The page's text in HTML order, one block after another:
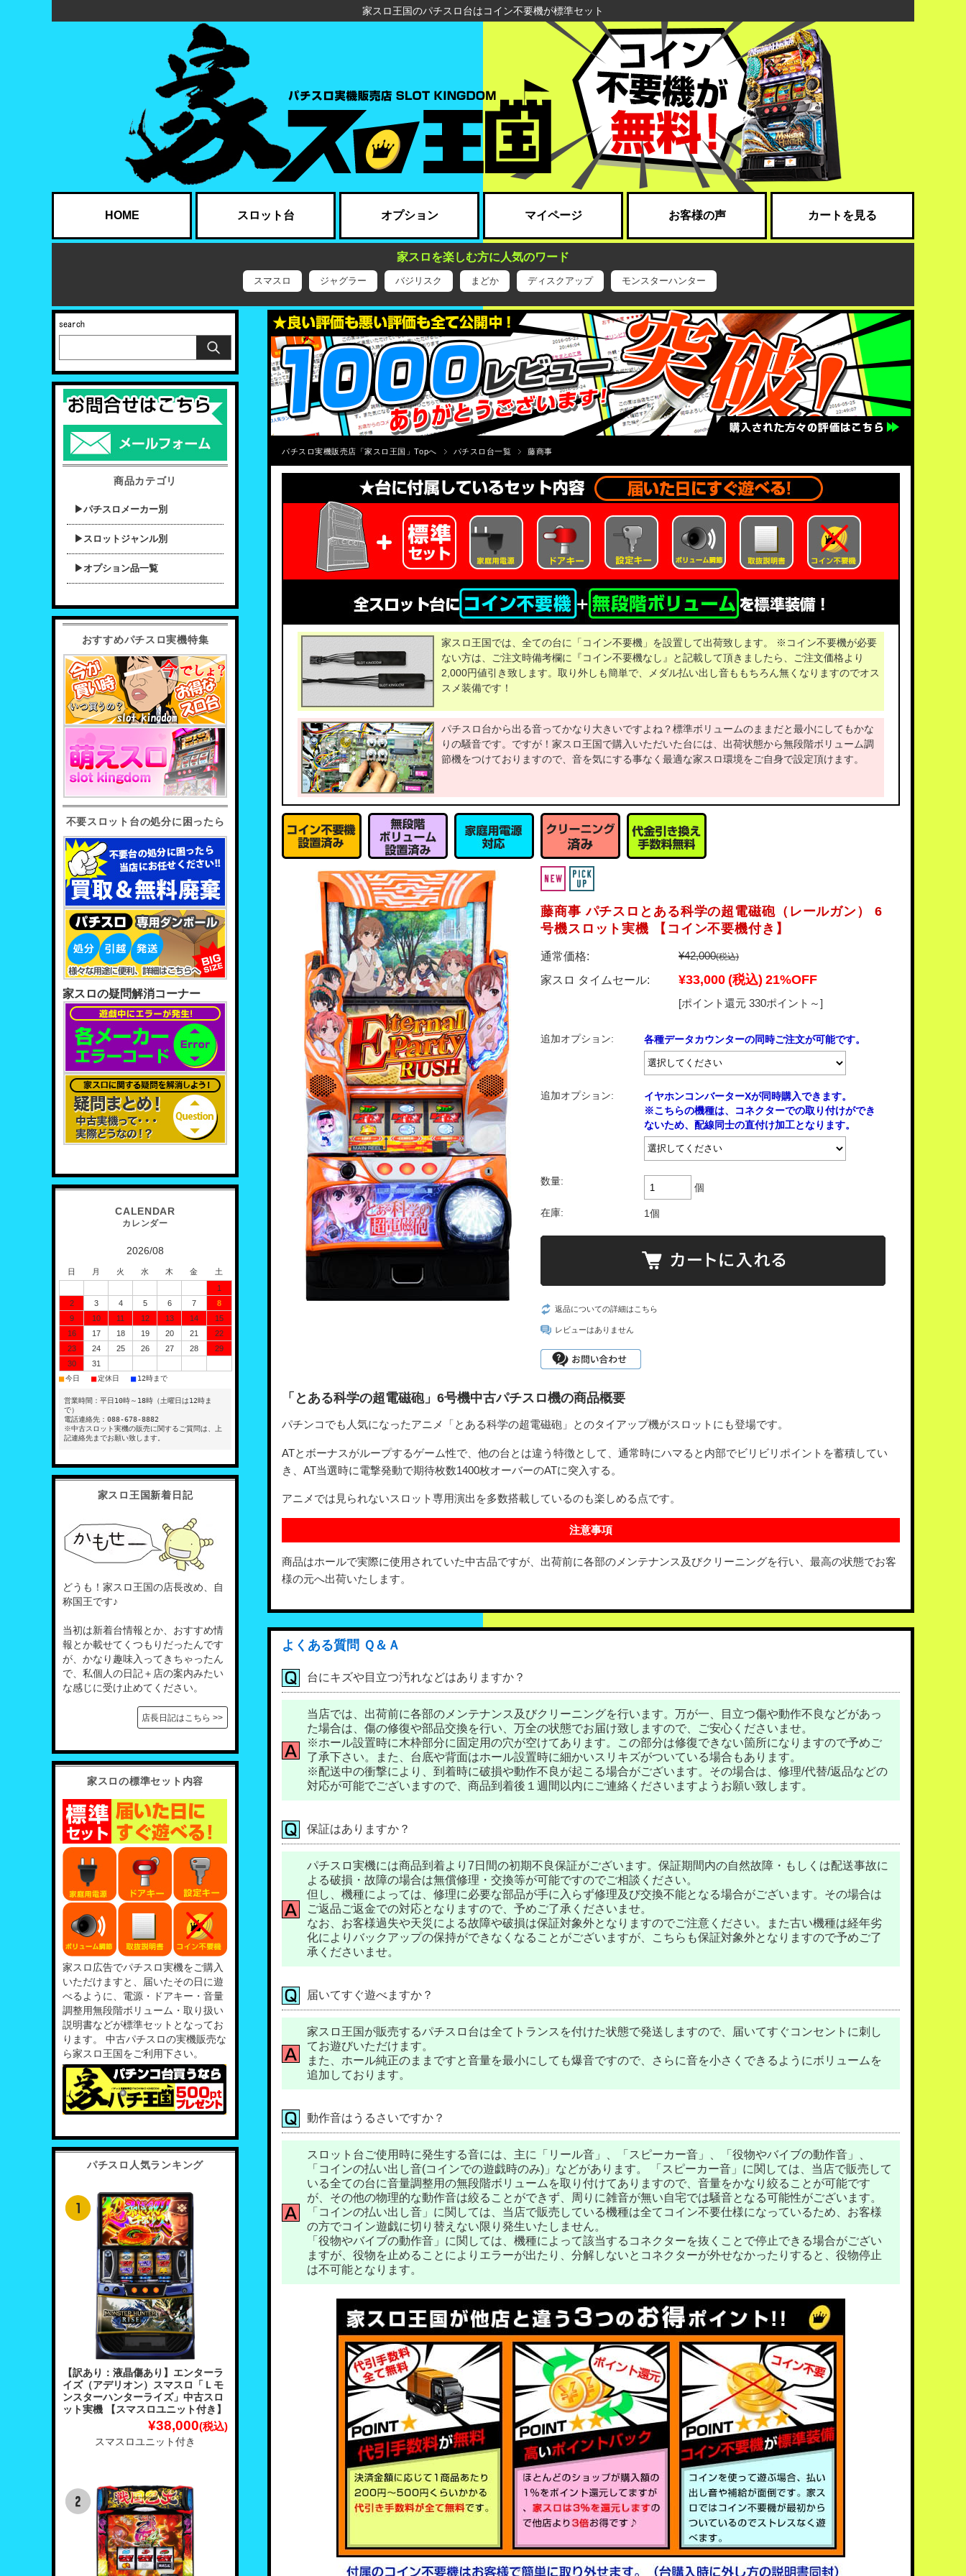
家スロ王国のパチスロ台はコイン不要機が標準セット
HOME スロット台 オプション マイページ お客様の声 カートを見る
家スロを楽しむ方に人気のワード
スマスロ ジャグラー バジリスク まどか ディスクアップ モンスターハンター
パチスロ実機販売店「家スロ王国」Topへ パチスロ台一覧 藤商事
家スロ王国では、全ての台に「コイン不要機」を設置して出荷致します。 ※コイン不要機が必要
ない方は、ご注文時備考欄に『コイン不要機なし』と記載して頂きましたら、ご注文価格より
2,000円値引き致します。取り外しも簡単で、メダル払い出し音ももちろん無くなりますのでオス
スメ装備です！
パチスロ台から出る音ってかなり大きいですよね？標準ボリュームのままだと最小にしてもかな
りの騒音です。ですが！家スロ王国で購入いただいた台には、出荷状態から無段階ボリューム調
節機をつけておりますので、音を気にする事なく最適な家スロ環境をご自身で設定頂けます。
藤商事 パチスロとある科学の超電磁砲（レールガン） 6
号機スロット実機 【コイン不要機付き】
通常価格: ¥42,000(税込)
家スロ タイムセール: ¥33,000(税込) 21%OFF
[ポイント還元 330ポイント～]
追加オプション: 各種データカウンターの同時ご注文が可能です。
追加オプション:
イヤホンコンバーターXが同時購入できます。
※こちらの機種は、コネクターでの取り付けができ
ないため、配線同士の直付け加工となります。
数量:
個
在庫: 1個
返品についての詳細はこちら
レビューはありません
「とある科学の超電磁砲」6号機中古パチスロ機の商品概要
パチンコでも人気になったアニメ「とある科学の超電磁砲」とのタイアップ機がスロットにも登場です。
ATとボーナスがループするゲーム性で、他の台とは違う特徴として、通常時にハマると内部でビリビリポイントを蓄積してい
き、AT当選時に電撃発動で期待枚数1400枚オーバーのATに突入する。
アニメでは見られないスロット専用演出を多数搭載しているのも楽しめる点です。
注意事項
商品はホールで実際に使用されていた中古品ですが、出荷前に各部のメンテナンス及びクリーニングを行い、最高の状態でお客
様の元へ出荷いたします。
よくある質問 Ｑ＆Ａ
台にキズや目立つ汚れなどはありますか？
当店では、出荷前に各部のメンテナンス及びクリーニングを行います。万が一、目立つ傷や動作不良などがあっ
た場合は、傷の修復や部品交換を行い、万全の状態でお届け致しますので、ご安心くださいませ。
※ホール設置時に木枠部分に固定用の穴が空けてあります。この部分は修復できない箇所になりますので予めご
了承下さい。また、台底や背面はホール設置時に細かいスリキズがついている場合もあります。
※配送中の衝撃により、到着時に破損や動作不良が起こる場合がございます。その場合は、修理/代替/返品などの
対応が可能でございますので、商品到着後１週間以内にご連絡くださいますようお願い致します。
保証はありますか？
パチスロ実機には商品到着より7日間の初期不良保証がございます。保証期間内の自然故障・もしくは配送事故に
よる破損・故障の場合は無償修理・交換等が可能ですのでご相談ください。
但し、機種によっては、修理に必要な部品が手に入らず修理及び交換不能となる場合がございます。その場合は
ご返品ご返金での対応となりますので、予めご了承くださいませ。
なお、お客様過失や天災による故障や破損は保証対象外となりますのでご注意ください。また古い機種は経年劣
化によりバックアップの保持ができなくなることがございますが、こちらも保証対象外となりますので予めご了
承くださいませ。
届いてすぐ遊べますか？
家スロ王国が販売するパチスロ台は全てトランスを付けた状態で発送しますので、届いてすぐコンセントに刺し
てお遊びいただけます。
また、ホール純正のままですと音量を最小にしても爆音ですので、さらに音を小さくできるようにボリュームを
追加しております。
動作音はうるさいですか？
スロット台ご使用時に発生する音には、主に「リール音」、「スピーカー音」、「役物やバイブの動作音」、
「コインの払い出し音(コインでの遊戯時のみ)」などがあります。 「スピーカー音」に関しては、当店で販売して
いる全ての台に音量調整用の無段階ボリュームを取り付けてありますので、音量をかなり絞ることが可能です
が、その他の物理的な動作音は絞ることができず、周りに雑音が無い自宅では騒音となる可能性がございます。
「コインの払い出し音」に関しては、当店で販売している機種は全てコイン不要仕様になっているため、お客様
の方でコイン遊戯に切り替えない限り発生いたしません。
「役物やバイブの動作音」に関しては、機種によって該当するコネクターを抜くことで停止できる場合がござい
ますが、役物を止めることによりエラーが出たり、分解しないとコネクターが外せなかったりすると、役物停止
は不可能となります。
商品カテゴリ
▶パチスロメーカー別
▶スロットジャンル別
▶オプション品一覧
おすすめパチスロ実機特集
不要スロット台の処分に困ったら
家スロの疑問解消コーナー
2026/08
日 月 火 水 木 金
土
1
2
3 4 5 6 7
8
9
10 11 12 13 14
15
16
17 18 19 20 21
22
23
24 25 26 27 28
29
30
31
■今日 ■定休日 ■ 12時まで
営業時間：平日10時～18時（土曜日は12時ま
で）
電話連絡先：088-678-8882
※中古スロット実機の販売に関するご質問は、上
記連絡先までお願い致します。
家スロ王国新着日記
どうも！家スロ王国の店長改め、自
称国王です♪
当初は新着台情報とか、おすすめ情
報とか載せてくつもりだったんです
が、かなり趣味入ってきちゃったん
で、私個人の日記＋店の案内みたい
な感じに受け止めてください。
店長日記はこちら >>
家スロの標準セット内容
家スロ広告でパチスロ実機をご購入
いただけますと、届いたその日に遊
べるように、電源・ドアキー・音量
調整用無段階ボリューム・取り扱い
説明書などが標準セットとなってお
ります。 中古パチスロの実機販売な
ら家スロ王国をご利用下さい。
パチスロ人気ランキング
【訳あり：液晶傷あり】エンターラ
イズ（アデリオン）スマスロ「Ｌモ
ンスターハンターライズ」中古スロ
ット実機 【スマスロユニット付き】
¥38,000(税込)
スマスロユニット付き